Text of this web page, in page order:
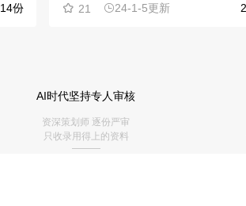
14份
AI时代坚持专人审核
资深策划师 逐份严审
只收录用得上的资料
———